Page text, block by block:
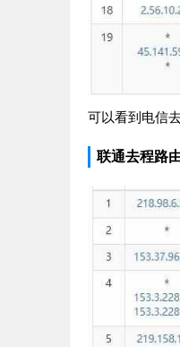
可以看到电信
联通去程路